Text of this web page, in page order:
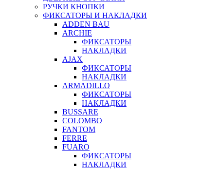
РУЧКИ КНОПКИ
ФИКСАТОРЫ И НАКЛАДКИ
ADDEN BAU
ARCHIE
ФИКСАТОРЫ
НАКЛАДКИ
AJAX
ФИКСАТОРЫ
НАКЛАДКИ
ARMADILLO
ФИКСАТОРЫ
НАКЛАДКИ
BUSSARE
COLOMBO
FANTOM
FERRE
FUARO
ФИКСАТОРЫ
НАКЛАДКИ